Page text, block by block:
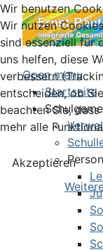
Open menu
Startseite
Wir benutzen
Wir nutzen
sind essenziell für
uns helfen, diese
verbessern
entscheiden, ob
beachten Sie,
mehr alle
Akzeptieren